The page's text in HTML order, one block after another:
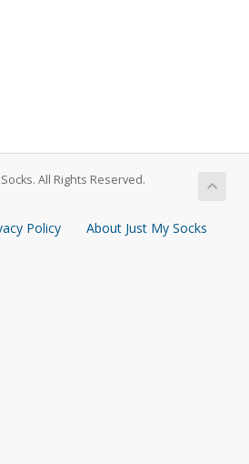
All Rights Reserved.
Policy About Just My Socks